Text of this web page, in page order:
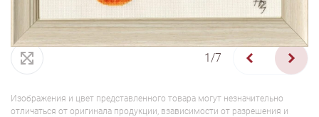
1/7
Изображения и цвет представленного товара могут незначительно
отличаться от оригинала продукции, взависимости от разрешения и